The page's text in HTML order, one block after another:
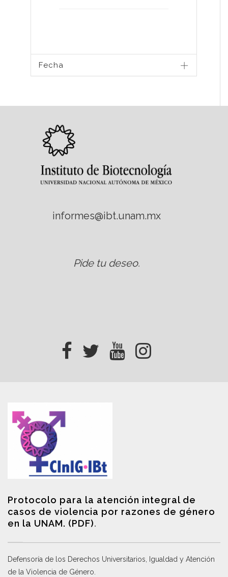
Fecha
informes@ibt.unam.mx
Pide tu deseo.
Protocolo para la atención integral de
casos de violencia por razones de género
en la UNAM. (PDF).
Defensoría de los Derechos Universitarios, Igualdad y Atención
de la Violencia de Género.